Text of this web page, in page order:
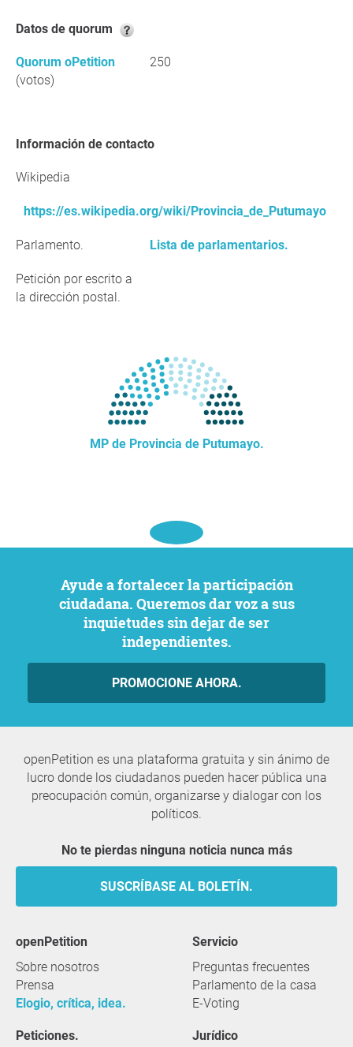
Datos de quorum
Quorum oPetition
(votos)
250
Información de contacto
Wikipedia
https://es.wikipedia.org/wiki/Provincia_de_Putumayo
Parlamento. Lista de parlamentarios.
Petición por escrito a
la dirección postal.
MP de Provincia de Putumayo.
Ayude a fortalecer la participación
ciudadana. Queremos dar voz a sus
inquietudes sin dejar de ser
independientes.
PROMOCIONE AHORA.
openPetition es una plataforma gratuita y sin ánimo de
lucro donde los ciudadanos pueden hacer pública una
preocupación común, organizarse y dialogar con los
políticos.
No te pierdas ninguna noticia nunca más
SUSCRÍBASE AL BOLETÍN.
openPetition
Sobre nosotros
Prensa
Elogio, crítica, idea.
servicio
Preguntas frecuentes
Parlamento de la casa
E-Voting
Peticiones. Jurídico